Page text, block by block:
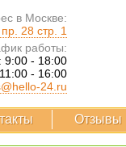
в Москве:
28 стр. 1
работы:
9:00 - 18:00
- 16:00
24.ru
Отзывы